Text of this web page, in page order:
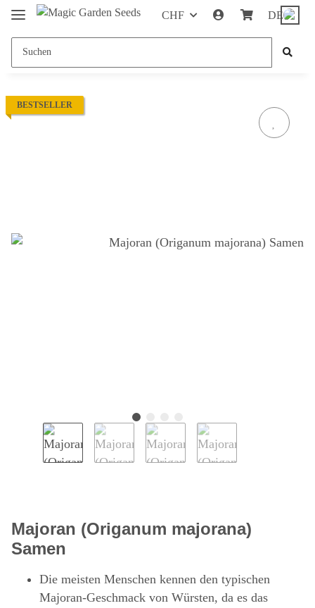
CHF DE
BESTSELLER
Majoran (Origanum majorana)
Samen
Die meisten Menschen kennen den typischen
Majoran-Geschmack von Würsten, da es das